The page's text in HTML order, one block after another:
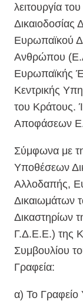
λειτουργία
Δικαιοδοσίας
Ευρωπαϊκού
Ανθρώπου
Ευρωπαϊκής
Κεντρικής
του Κράτους.
Αποφάσεων
Σύμφωνα με
Υποθέσεων
Αλλοδαπής,
Δικαιωμάτων
Δικαστηρίων
Γ.Δ.Ε.Ε.) της
Συμβουλίου
Γραφεία:
α) Το Γραφείο